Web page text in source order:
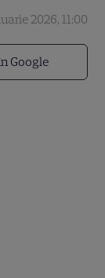
Google
2026, 11:00